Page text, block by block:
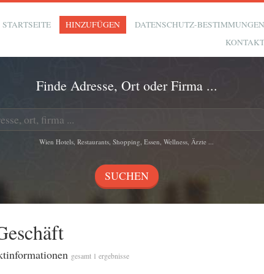
STARTSEITE HINZUFÜGEN
DATENSCHUTZ-
Finde Adresse, Ort oder Firma ...
Wien Hotels, Restaurants, Shopping, Essen, Wellness, Ärzte ...
gesamt 1 ergebnisse